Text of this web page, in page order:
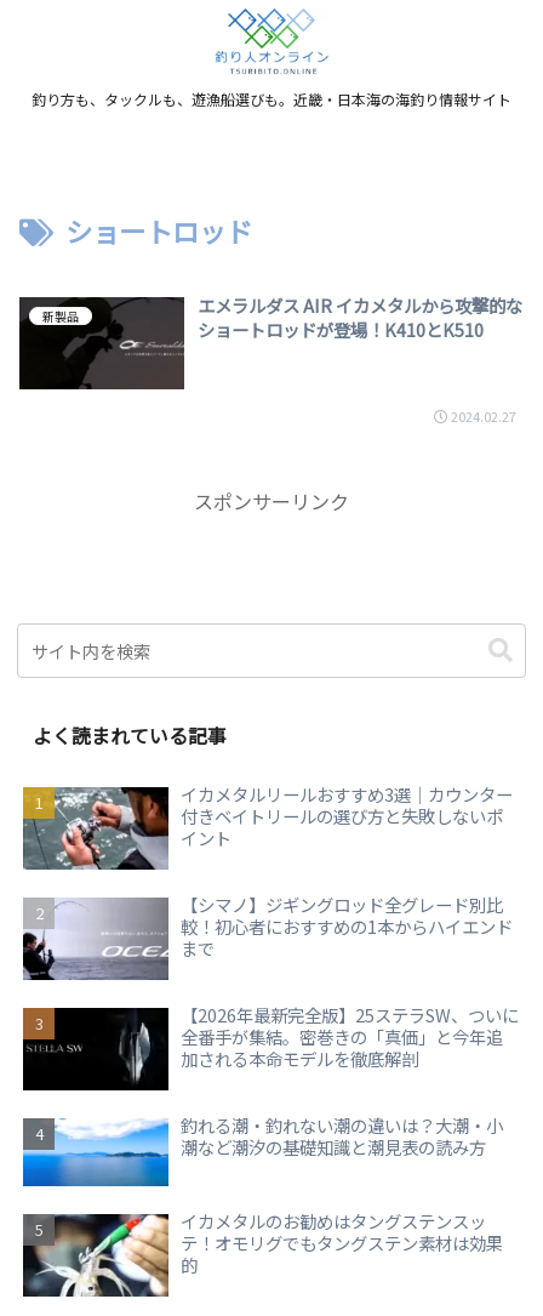
釣り方も、タックルも、遊漁船選びも。近畿・日本海の海釣り情報サイト
ショートロッド
新製品
エメラルダス AIR イカメタルから攻撃的な
ショートロッドが登場！K410とK510
2024.02.27
スポンサーリンク
よく読まれている記事
イカメタルリールおすすめ3選｜カウンター
付きベイトリールの選び方と失敗しないポ
イント
【シマノ】ジギングロッド全グレード別比
較！初心者におすすめの1本からハイエンド
まで
【2026年最新完全版】25ステラSW、ついに
全番手が集結。密巻きの「真価」と今年追
加される本命モデルを徹底解剖
釣れる潮・釣れない潮の違いは？大潮・小
潮など潮汐の基礎知識と潮見表の読み方
イカメタルのお勧めはタングステンスッ
テ！オモリグでもタングステン素材は効果
的